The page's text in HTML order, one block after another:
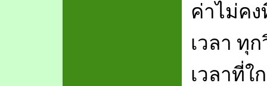
ค่าไม่ค
เวลา ทุ
เวลาที่ใ